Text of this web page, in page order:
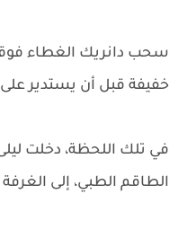
سحب دانريك الغطاء
خفيفة قبل أن يستدير على
في تلك اللحظة، دخلت
الطاقم الطبي، إلى